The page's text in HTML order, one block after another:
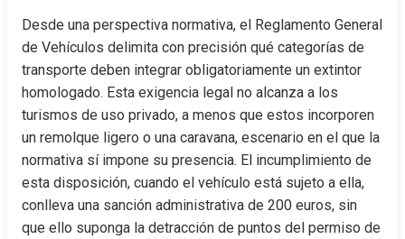
Desde una perspectiva normativa, el Reglamento General
de Vehículos delimita con precisión qué categorías de
transporte deben integrar obligatoriamente un extintor
homologado. Esta exigencia legal no alcanza a los
turismos de uso privado, a menos que estos incorporen
un remolque ligero o una caravana, escenario en el que la
normativa sí impone su presencia. El incumplimiento de
esta disposición, cuando el vehículo está sujeto a ella,
conlleva una sanción administrativa de 200 euros, sin
que ello suponga la detracción de puntos del permiso de